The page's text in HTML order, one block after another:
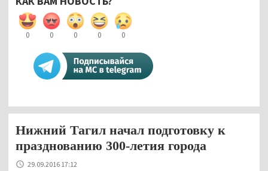
0 0 0 0 0
Нижний Тагил начал подготовку к
празднованию 300-летия города
29.09.2016 17:12